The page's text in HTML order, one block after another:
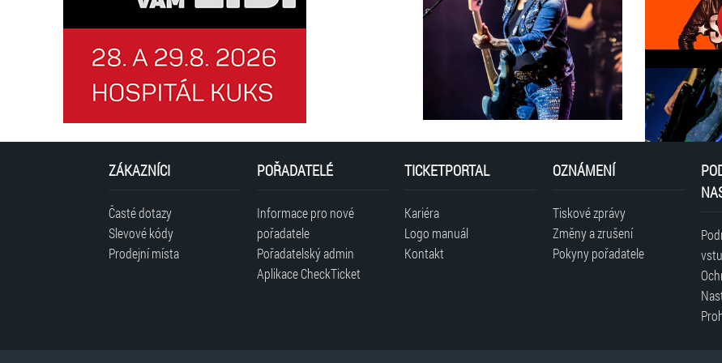
ZÁKAZNÍCI
Časté dotazy
Slevové kódy
Prodejní místa
POŘADATELÉ
Informace pro nové
pořadatele
Pořadatelský admin
Aplikace CheckTicket
TICKETPORTAL
Kariéra
Logo manuál
Kontakt
OZNÁMENÍ
Tiskové zprávy
Změny a zrušení
Pokyny pořadatele